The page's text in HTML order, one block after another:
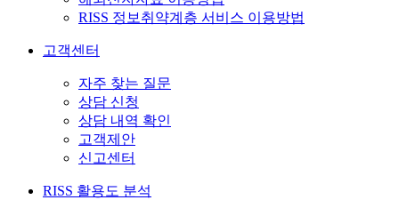
RISS 정보취약계층 서비스 이용방법
고객센터
자주 찾는 질문
상담 신청
상담 내역 확인
고객제안
신고센터
RISS 활용도 분석